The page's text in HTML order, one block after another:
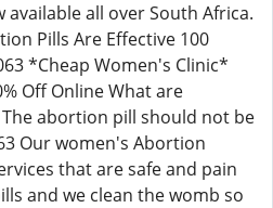
all over South Africa.
Pills Are Effective 100
*Cheap Women's Clinic*
Off Online What are
abortion pill should not be
Our women's Abortion
that are safe and pain
and we clean the womb so